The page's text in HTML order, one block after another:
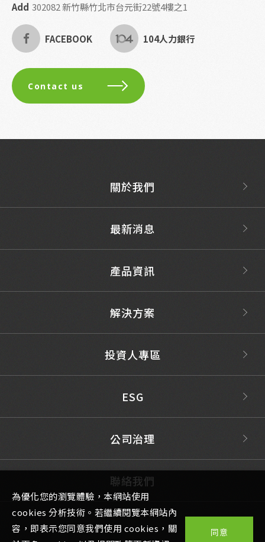
Add 302082 新竹縣竹北市台元街22號4樓之1
FACEBOOK 104人力銀行
Contact us
關於我們
最新消息
產品資訊
解決方案
投資人專區
ESG
公司治理
聯絡我們
為優化您的瀏覽體驗，本網站使用
cookies 分析技術。若繼續閱覽本網站內
容，即表示您同意我們使用 cookies，關
同意